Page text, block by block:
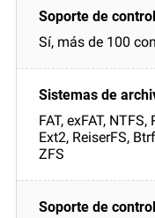
Sí, más de 100
FAT, exFAT,
Ext2, ReiserFS,
ZFS